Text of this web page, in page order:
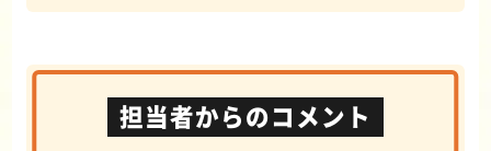
担当者からのコメント